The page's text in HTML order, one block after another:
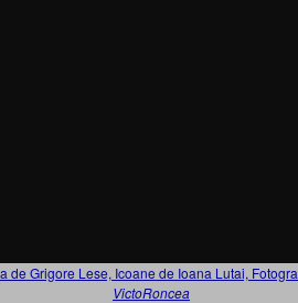
de Grigore Lese, Icoane de Ioana Lutai,
VictoRoncea